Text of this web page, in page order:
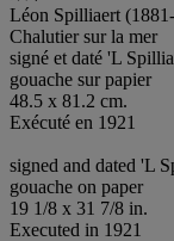
Léon Spilliaert
Chalutier sur la mer
signé et daté 'L
gouache sur papier
48.5 x 81.2 cm.
Exécuté en 1921
signed and dated 'L
gouache on paper
19 1/8 x 31 7/8 in.
Executed in 1921